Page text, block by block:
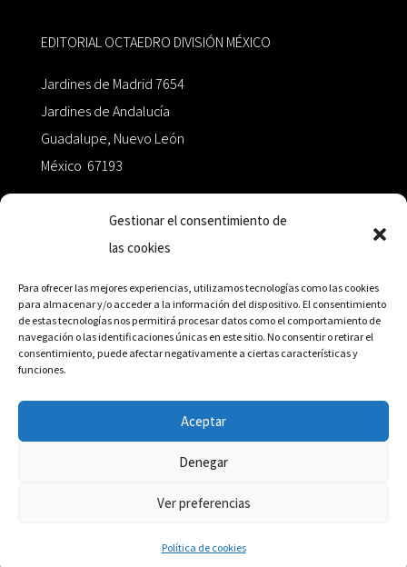
Gestionar el consentimiento de
las cookies
Para ofrecer las mejores experiencias, utilizamos tecnologías como las cookies
para almacenar y/o acceder a la información del dispositivo. El consentimiento
de estas tecnologías nos permitirá procesar datos como el comportamiento de
navegación o las identificaciones únicas en este sitio. No consentir o retirar el
consentimiento, puede afectar negativamente a ciertas características y
funciones.
Aceptar
Denegar
Ver preferencias
Política de cookies
EDITORIAL OCTAEDRO DIVISIÓN MÉXICO
Jardines de Madrid 7654
Jardines de Andalucía
Guadalupe, Nuevo León
México 67193
+52 811.499.5638
RED DE DISTRIBUCIÓN
Distribuidores en México y Octaedro internacional